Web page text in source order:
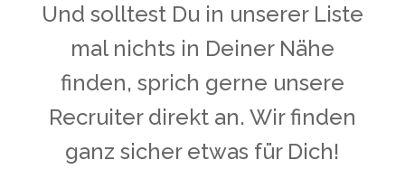
Und solltest Du in unserer Liste
mal nichts in Deiner Nähe
finden, sprich gerne unsere
Recruiter direkt an. Wir finden
ganz sicher etwas für Dich!